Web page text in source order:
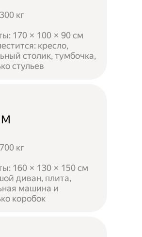
кг
170 × 100 × 90 см
кресло,
столик, тумбочка,
стульев
кг
160 × 130 × 150 см
диван, плита,
машина и
коробок